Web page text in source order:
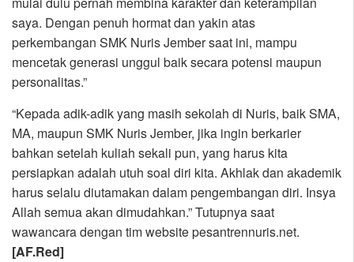
saya. Dengan penuh hormat dan yakin atas
perkembangan SMK Nuris Jember saat ini, mampu
mencetak generasi unggul baik secara potensi maupun
personalitas.”
“Kepada adik-adik yang masih sekolah di Nuris, baik SMA,
MA, maupun SMK Nuris Jember, jika ingin berkarier
bahkan setelah kuliah sekali pun, yang harus kita
persiapkan adalah utuh soal diri kita. Akhlak dan akademik
harus selalu diutamakan dalam pengembangan diri. Insya
Allah semua akan dimudahkan.” Tutupnya saat
wawancara dengan tim website pesantrennuris.net.
[AF.Red]